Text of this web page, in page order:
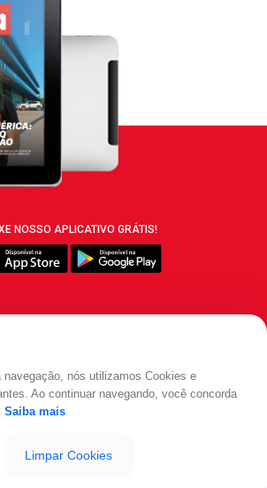
NOSSO APLICATIVO GRÁTIS!
navegação, nós utilizamos Cookies e
Ao continuar navegando, você concorda
Saiba mais
Limpar Cookies